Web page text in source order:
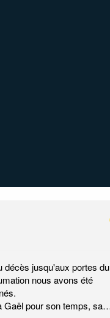
décès jusqu'aux portes du
nous avons été
Gaël pour son temps, sa